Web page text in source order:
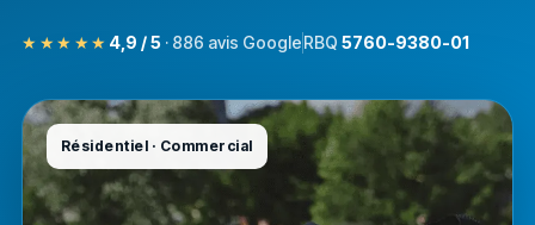
★★★★★ 4,9 / 5· 886 avis GoogleRBQ 5760-9380-01
Résidentiel · Commercial